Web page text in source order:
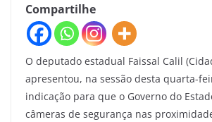
Compartilhe
O deputado estadual Faissal Calil
apresentou, na sessão desta quarta-
indicação para que o Governo do
câmeras de segurança nas